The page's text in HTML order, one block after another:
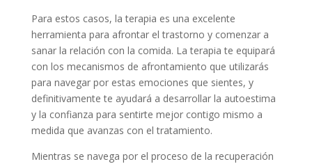
Para estos casos, la terapia es una excelente
herramienta para afrontar el trastorno y comenzar a
sanar la relación con la comida. La terapia te equipará
con los mecanismos de afrontamiento que utilizarás
para navegar por estas emociones que sientes, y
definitivamente te ayudará a desarrollar la autoestima
y la confianza para sentirte mejor contigo mismo a
medida que avanzas con el tratamiento.
Mientras se navega por el proceso de la recuperación